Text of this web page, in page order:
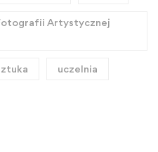
Artystycznej
uczelnia